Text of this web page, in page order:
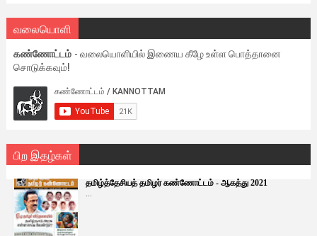
வலையொளி
கண்ணோட்டம் - வலையொளியில் இணைய கீழே உள்ள பொத்தானை
சொடுக்கவும்!
பிற இதழ்கள்
தமிழ்த்தேசியத் தமிழர் கண்ணோட்டம் - ஆகத்து 2021
...